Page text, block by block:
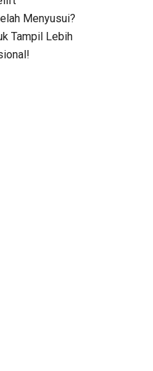
Menyusui?
Tampil Lebih